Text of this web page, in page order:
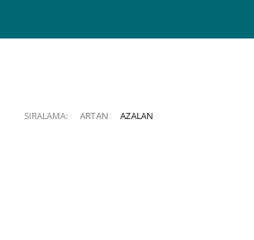
SIRALAMA: ARTAN AZALAN